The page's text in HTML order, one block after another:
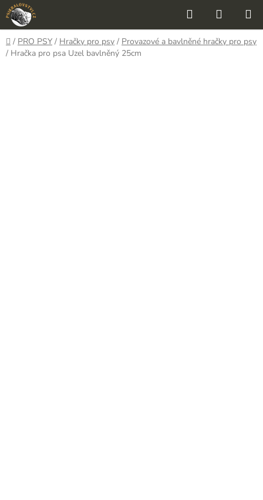
Přejít
na
obsah
Hledat
KOŠÍK
Domů
/ PRO PSY / Hračky pro psy / Provazové a bavlněné hračky pro psy
/ Hračka pro psa Uzel bavlněný 25cm